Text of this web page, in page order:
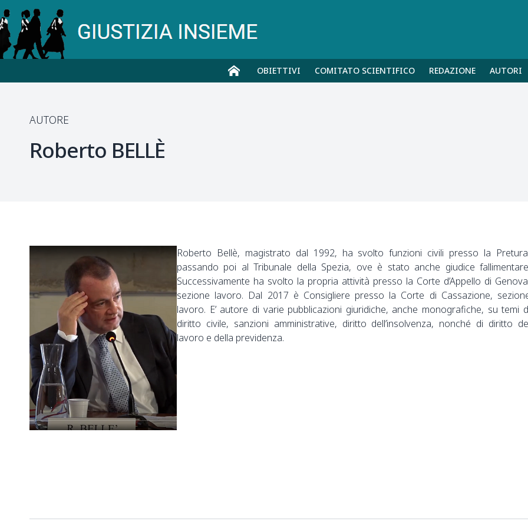
OBIETTIVI COMITATO SCIENTIFICO REDAZIONE AUTORI
AUTORE
Roberto BELLÈ
Roberto Bellè, magistrato dal 1992, ha svolto funzioni civili presso la
passando poi al Tribunale della Spezia, ove è stato anche giudice
Successivamente ha svolto la propria attività presso la Corte d’Appello di
sezione lavoro. Dal 2017 è Consigliere presso la Corte di Cassazione,
lavoro. E’ autore di varie pubblicazioni giuridiche, anche monografiche, su temi
diritto civile, sanzioni amministrative, diritto dell’insolvenza, nonché di diritto
lavoro e della previdenza.